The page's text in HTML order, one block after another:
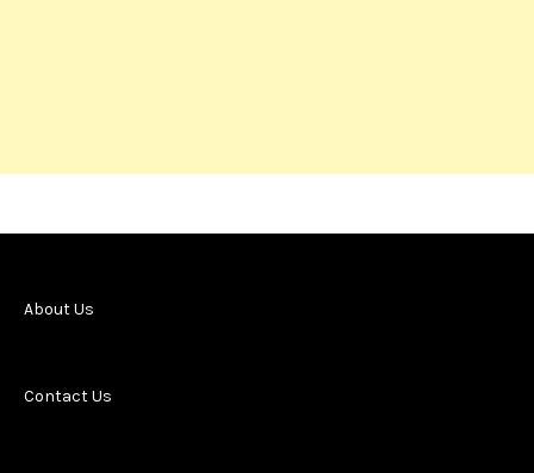
About Us
Contact Us